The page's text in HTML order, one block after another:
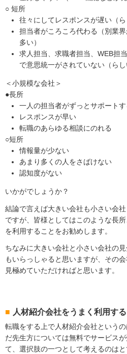
○ 短所
往々にしてレスポンスが遅い（ら
担当者がころころ代わる（別業
多い）
求人担当、求職者担当、WEB担
で意思統一がされていない（らし
＜小規模な会社＞
●長所
一人の担当者がずっとサポートす
レスポンスが早い
転職のあらゆる相談にのれる
○短所
情報量が少ない
あまり多くの人をさばけない
認知度がない
いかがでしょうか？
結論で言えば大きい会社も小さい会
ですが、皆様としてはこのような長
を利用することをお勧めします。
ちなみに大きい会社と小さい会社の
もいらっしゃると思いますが、その
見極めていただければと思います。
人材紹介会社をうまく利用す
転職をする上で人材紹介会社という
だ先生方については無料でサービス
て、選択肢の一つとして考えるのは